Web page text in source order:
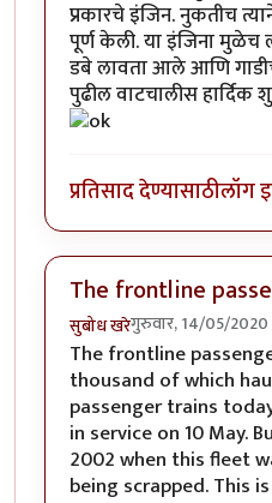
प्रकारचे इंजिन. नुकतीच
पूर्ण केली. या इंजिना मुळेच
डबे लावता आले आणि
पुढील वाटचालीस हार्दिक
प्रतिसाद देण्यासाठीलॉग
The frontline
सुबोध खरेगुरुवार, 14/05/2020
The frontline
thousand of which
passenger trains
in service on 10 May.
2002 when this fleet
being scrapped. This